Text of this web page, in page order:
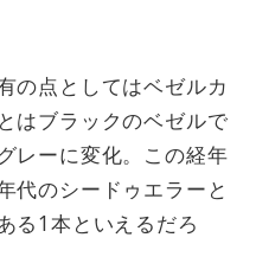
の点としてはベゼルカ
はブラックのベゼルで
レーに変化。この経年
代のシードゥエラーと
る1本といえるだろ